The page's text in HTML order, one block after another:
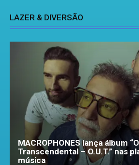
LAZER & DIVERSÃO
MACROPHONES lança álbum
Transcendental – O.U.T.” nas
música